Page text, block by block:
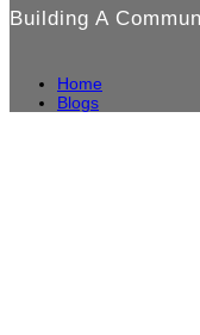
Building A
Home
Blogs